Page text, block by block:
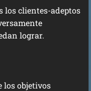
los clientes-adeptos
lograr.
los objetivos